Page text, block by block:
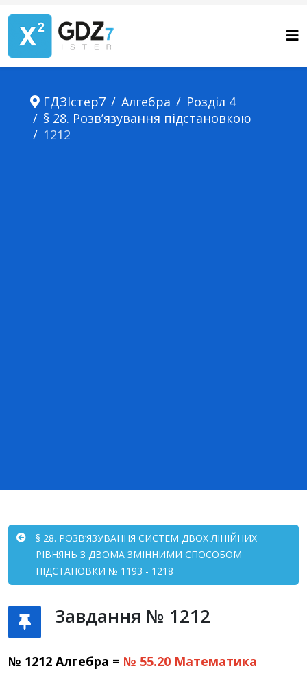
ГДЗІстер7 Алгебра
Розділ 4
§ 28. Розв’язування підстановкою
1212
§ 28. РОЗВ’ЯЗУВАННЯ СИСТЕМ ДВОХ ЛІНІЙНИХ
РІВНЯНЬ З ДВОМА ЗМІННИМИ СПОСОБОМ
ПІДСТАНОВКИ № 1193 - 1218
Завдання № 1212
№ 1212 Алгебра = № 55.20 Математика